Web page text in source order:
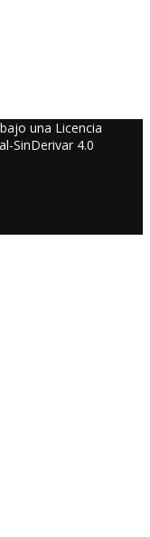
una Licencia
SinDerivar 4.0